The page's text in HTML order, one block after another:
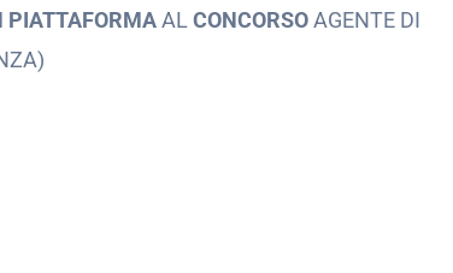
PIATTAFORMAALCONCORSOAGENTE DI